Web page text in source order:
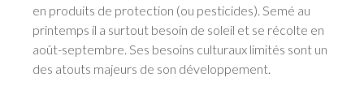
en produits de protection (ou pesticides). Semé au
printemps il a surtout besoin de soleil et se récolte en
août-septembre. Ses besoins culturaux limités sont un
des atouts majeurs de son développement.